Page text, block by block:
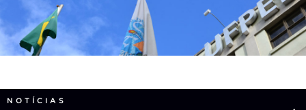
EDITAIS
INTERNACIONAL
NOTÍCIAS